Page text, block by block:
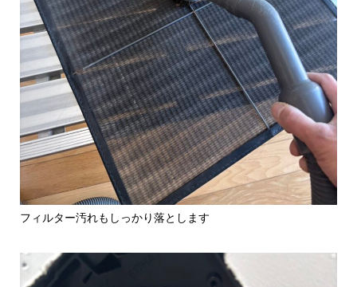
フィルター汚れもしっかり落とします